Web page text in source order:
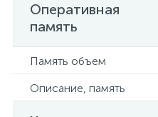
Оперативная
память
Память объем
Описание, память